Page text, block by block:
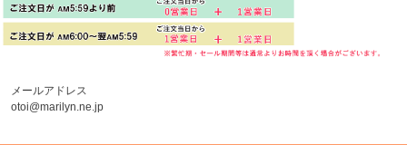
メールアドレス
otoi@marilyn.ne.jp